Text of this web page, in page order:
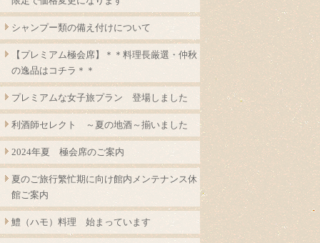
シャンプー類の備え付けについて
【プレミアム極会席】＊＊料理長厳選・仲秋
の逸品はコチラ＊＊
プレミアムな女子旅プラン 登場しました
利酒師セレクト ～夏の地酒～揃いました
2024年夏 極会席のご案内
夏のご旅行繁忙期に向け館内メンテナンス休
館ご案内
鱧（ハモ）料理 始まっています